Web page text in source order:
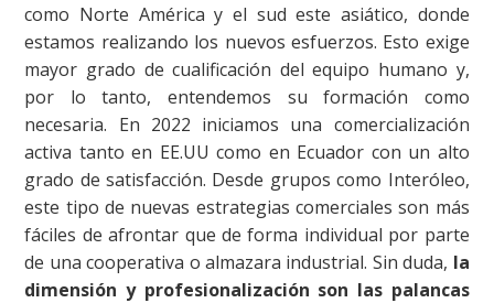
como Norte América y el sud este asiático, donde
estamos realizando los nuevos esfuerzos. Esto exige
mayor grado de cualificación del equipo humano y,
por lo tanto, entendemos su formación como
necesaria. En 2022 iniciamos una comercialización
activa tanto en EE.UU como en Ecuador con un alto
grado de satisfacción. Desde grupos como Interóleo,
este tipo de nuevas estrategias comerciales son más
fáciles de afrontar que de forma individual por parte
de una cooperativa o almazara industrial. Sin duda, la
dimensión y profesionalización son las palancas